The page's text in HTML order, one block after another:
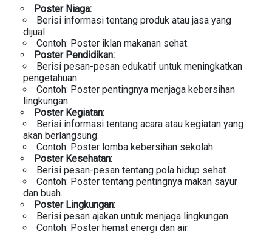
Poster Niaga:
Berisi informasi tentang produk atau jasa yang
dijual.
Contoh: Poster iklan makanan sehat.
Poster Pendidikan:
Berisi pesan-pesan edukatif untuk meningkatkan
pengetahuan.
Contoh: Poster pentingnya menjaga kebersihan
lingkungan.
Poster Kegiatan:
Berisi informasi tentang acara atau kegiatan yang
akan berlangsung.
Contoh: Poster lomba kebersihan sekolah.
Poster Kesehatan:
Berisi pesan-pesan tentang pola hidup sehat.
Contoh: Poster tentang pentingnya makan sayur
dan buah.
Poster Lingkungan:
Berisi pesan ajakan untuk menjaga lingkungan.
Contoh: Poster hemat energi dan air.